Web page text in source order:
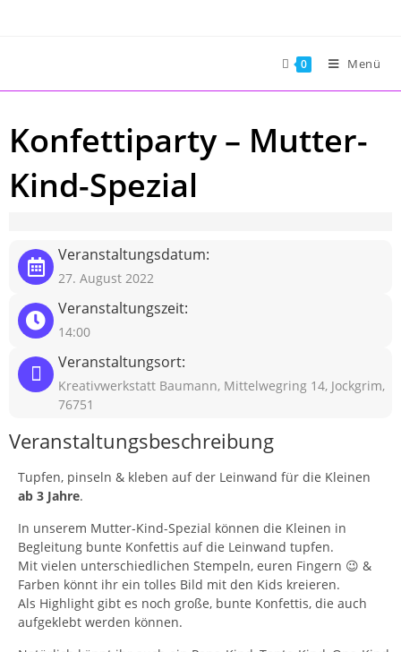
0 Menü
Konfettiparty – Mutter-
Kind-Spezial
Veranstaltungsdatum:
27. August 2022
Veranstaltungszeit:
14:00
Veranstaltungsort:
Kreativwerkstatt Baumann, Mittelwegring 14, Jockgrim,
76751
Veranstaltungsbeschreibung
Tupfen, pinseln & kleben auf der Leinwand für die Kleinen
ab 3 Jahre.
In unserem Mutter-Kind-Spezial können die Kleinen in
Begleitung bunte Konfettis auf die Leinwand tupfen.
Mit vielen unterschiedlichen Stempeln, euren Fingern 😉 &
Farben könnt ihr ein tolles Bild mit den Kids kreieren.
Als Highlight gibt es noch große, bunte Konfettis, die auch
aufgeklebt werden können.